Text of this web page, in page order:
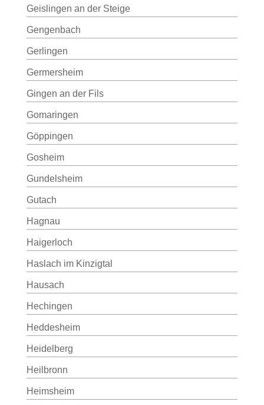
Geislingen an der Steige
Gengenbach
Gerlingen
Germersheim
Gingen an der Fils
Gomaringen
Göppingen
Gosheim
Gundelsheim
Gutach
Hagnau
Haigerloch
Haslach im Kinzigtal
Hausach
Hechingen
Heddesheim
Heidelberg
Heilbronn
Heimsheim